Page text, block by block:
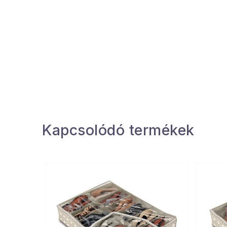
Kapcsolódó termékek